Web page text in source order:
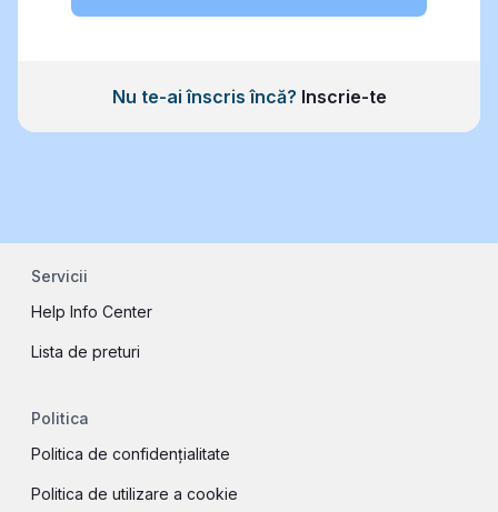
Nu te-ai înscris încă? Inscrie-te
Servicii
Help Info Center
Lista de preturi
Politica
Politica de confidențialitate
Politica de utilizare a cookie